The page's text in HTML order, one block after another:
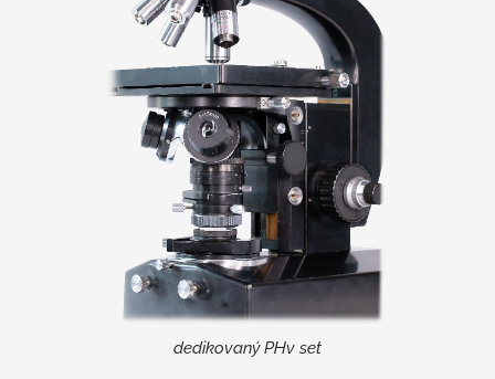
dedikovaný PHv set